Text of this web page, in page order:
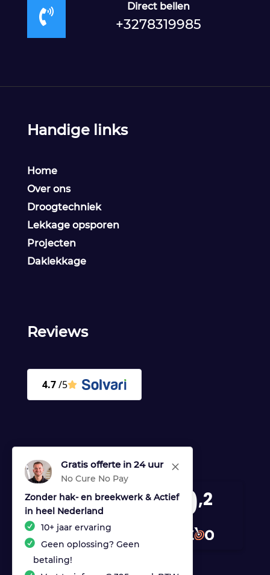

Direct bellen
+3278319985
M
Gratis offerte in 24 uur
No Cure No Pay
Zonder hak- en breekwerk & Actief
in heel Nederland
10+ jaar ervaring
Geen oplossing? Geen
betaling!
Handige links
Home
Over ons
Droogtechniek
Lekkage opsporen
Projecten
Daklekkage
Reviews
9,2
provided by